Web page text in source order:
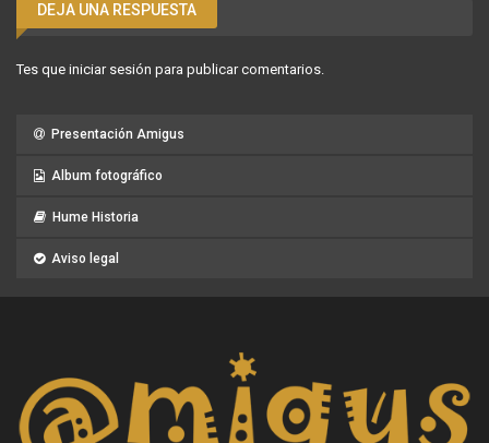
DEJA UNA RESPUESTA
Tes que iniciar sesión para publicar comentarios.
Presentación Amigus
Album fotográfico
Hume Historia
Aviso legal